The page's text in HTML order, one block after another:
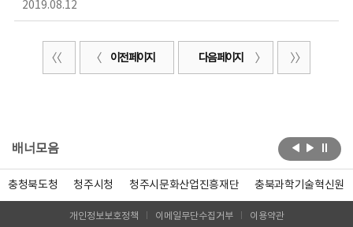
2019.08.12
이전 페이지 다음 페이지
배너모음
충청북도청 청주시청 청주시문화산업진흥재단 충북과학기술혁신원
개인정보보호정책 이메일무단수집거부 이용약관